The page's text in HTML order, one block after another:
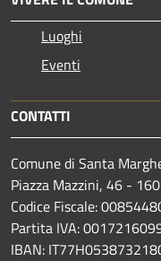
Luoghi
Eventi
CONTATTI
Comune di Santa
Piazza Mazzini, 46 -
Codice Fiscale:
Partita IVA:
IBAN: